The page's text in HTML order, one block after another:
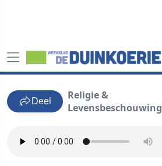
Deel
Religie &
Levensbeschouwing